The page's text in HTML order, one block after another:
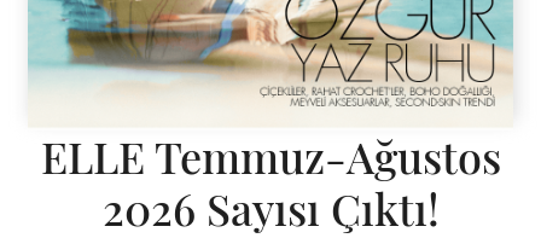
ELLE Temmuz-Ağustos
2026 Sayısı Çıktı!